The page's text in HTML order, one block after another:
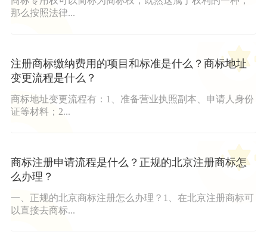
那么按照法律...
注册商标缴纳费用的项目和标准是什么？商标地址
变更流程是什么？
商标地址变更流程有：1、准备营业执照副本、申请人身份
证等材料；2...
商标注册申请流程是什么？正规的北京注册商标怎
么办理？
一、正规的北京商标注册怎么办理？1、在北京注册商标可
以直接去商标...